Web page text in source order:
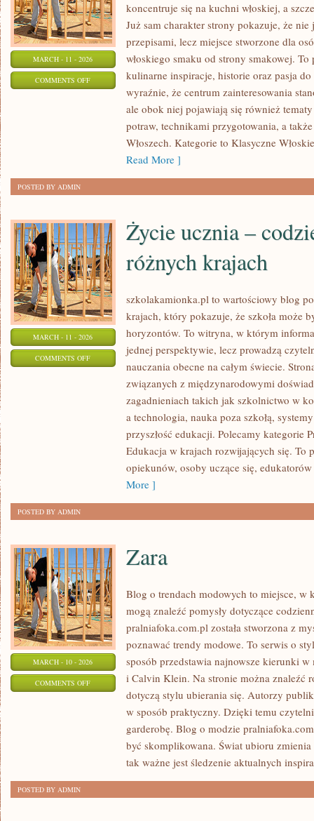
MARCH - 11 - 2026
COMMENTS OFFON
KREATYWNE
koncentruje się na kuchni włoskiej, a
Już sam charakter strony pokazuje, że
przepisami, lecz miejsce stworzone dla
włoskiego smaku od strony smakowej.
kulinarne inspiracje, historie oraz pasja
wyraźnie, że centrum zainteresowania
ale obok niej pojawiają się również
potraw, technikami przygotowania, a
Włoszech. Kategorie to Klasyczne
Read More ]
POSTED BY ADMIN
MARCH - 11 - 2026
COMMENTS OFFON
Życie ucznia –
różnych krajach
szkolakamionka.pl to wartościowy blog
krajach, który pokazuje, że szkoła może
horyzontów. To witryna, w którym
jednej perspektywie, lecz prowadzą
nauczania obecne na całym świecie.
związanych z międzynarodowymi
zagadnieniach takich jak szkolnictwo w
a technologia, nauka poza szkołą,
przyszłość edukacji. Polecamy kategorie
Edukacja w krajach rozwijających się. To
opiekunów, osoby uczące się,
More ]
POSTED BY ADMIN
MARCH - 10 - 2026
COMMENTS OFFON
Zara
Blog o trendach modowych to miejsce, w
mogą znaleźć pomysły dotyczące
pralniafoka.com.pl została stworzona z
poznawać trendy modowe. To serwis o
sposób przedstawia najnowsze kierunki
i Calvin Klein. Na stronie można znaleźć
dotyczą stylu ubierania się. Autorzy
w sposób praktyczny. Dzięki temu
garderobę. Blog o modzie
być skomplikowana. Świat ubioru
tak ważne jest śledzenie aktualnych
POSTED BY ADMIN